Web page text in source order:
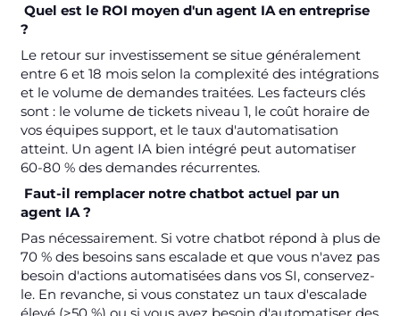
Quel est le ROI moyen d'un agent IA en entreprise
?
Le retour sur investissement se situe généralement
entre 6 et 18 mois selon la complexité des intégrations
et le volume de demandes traitées. Les facteurs clés
sont : le volume de tickets niveau 1, le coût horaire de
vos équipes support, et le taux d'automatisation
atteint. Un agent IA bien intégré peut automatiser
60-80 % des demandes récurrentes.
Faut-il remplacer notre chatbot actuel par un
agent IA ?
Pas nécessairement. Si votre chatbot répond à plus de
70 % des besoins sans escalade et que vous n'avez pas
besoin d'actions automatisées dans vos SI, conservez-
le. En revanche, si vous constatez un taux d'escalade